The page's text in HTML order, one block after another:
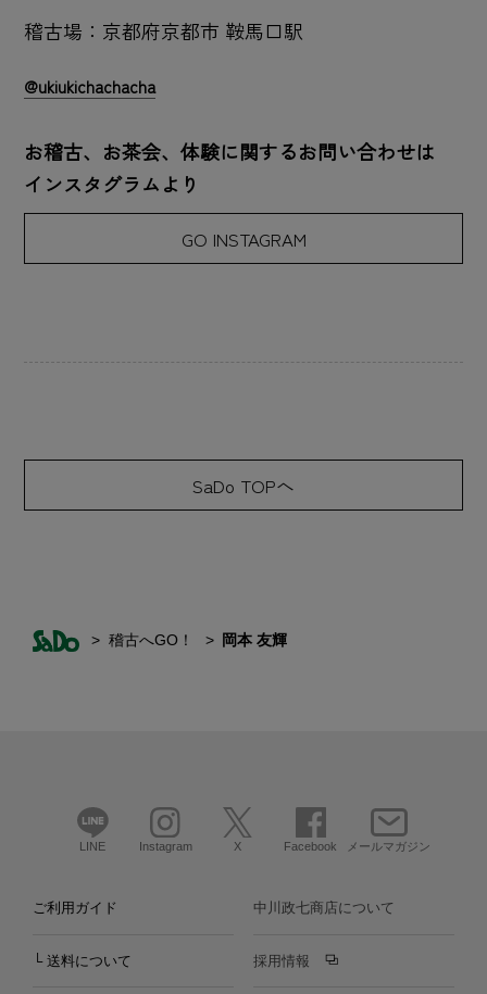
稽古場：京都府京都市 鞍馬口駅
@ukiukichachacha
お稽古、お茶会、体験に関するお問い合わせは
インスタグラムより
GO INSTAGRAM
SaDo TOPへ
稽古へGO！ 岡本 友輝
LINE Instagram X Facebook メールマガジン
ご利用ガイド
└ 送料について
中川政七商店について
採用情報